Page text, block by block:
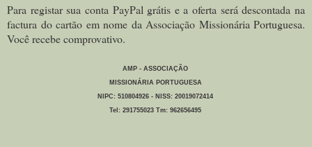
Para registar sua conta PayPal grátis e a oferta será descontada na
factura do cartão em nome da Associação Missionária Portuguesa.
Você recebe comprovativo.
AMP - ASSOCIAÇÃO
MISSIONÁRIA PORTUGUESA
NIPC: 510804926 - NISS: 20019072414
Tel: 291755023 Tm: 962656495